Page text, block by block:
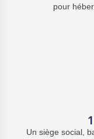
pour
Un siège social,